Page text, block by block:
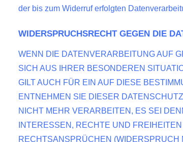
der bis zum Widerruf erfolgten
WIDERSPRUCHSRECHT GEGEN DIE
WENN DIE DATENVERARBEITUNG AUF
SICH AUS IHRER BESONDEREN
GILT AUCH FÜR EIN AUF DIESE
ENTNEHMEN SIE DIESER
NICHT MEHR VERARBEITEN, ES SEI
INTERESSEN, RECHTE UND
RECHTSANSPRÜCHEN (WIDERSPRUCH